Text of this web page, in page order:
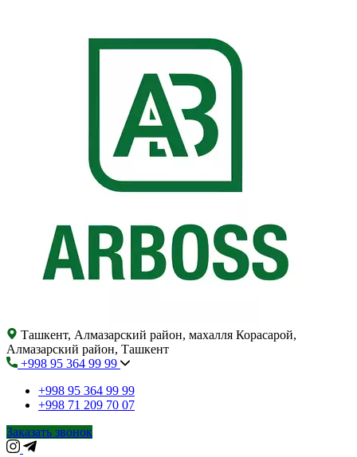
Ташкент, Алмазарский район, махалля Корасарой,
Алмазарский район, Ташкент
+998 95 364 99 99
+998 95 364 99 99
+998 71 209 70 07
Заказать звонок